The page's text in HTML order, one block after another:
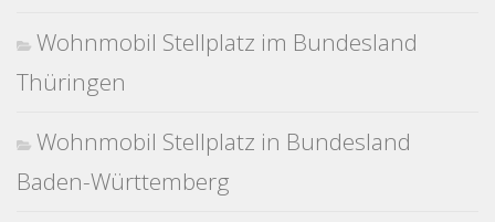
Wohnmobil Stellplatz im Bundesland
Thüringen
Wohnmobil Stellplatz in Bundesland
Baden-Württemberg